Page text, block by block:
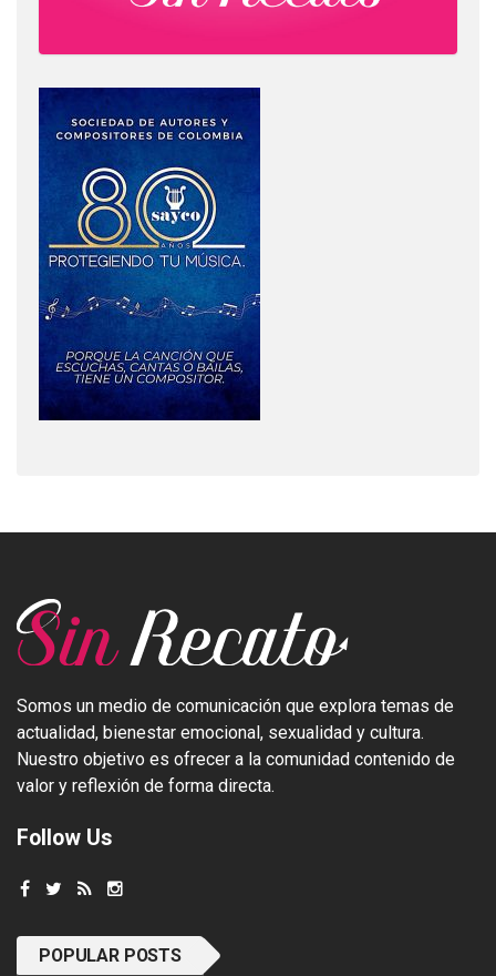
Somos un medio de comunicación que explora temas de
actualidad, bienestar emocional, sexualidad y cultura.
Nuestro objetivo es ofrecer a la comunidad contenido de
valor y reflexión de forma directa.
Follow Us
POPULAR POSTS